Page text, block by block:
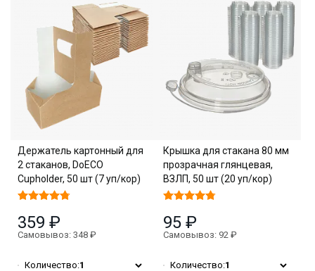
Держатель картонный для
2 стаканов, DoECO
Cupholder, 50 шт (7 уп/кор)
359 ₽
Самовывоз: 348 ₽
Количество:1
Крышка для стакана 80 мм
прозрачная глянцевая,
ВЗЛП, 50 шт (20 уп/кор)
95 ₽
Самовывоз: 92 ₽
Количество:1